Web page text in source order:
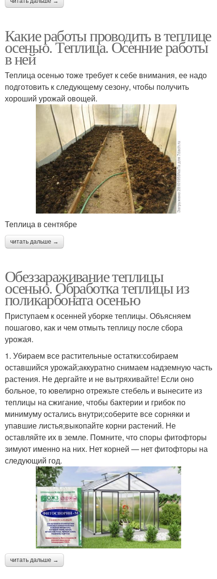
Какие работы проводить в теплице
осенью. Теплица. Осенние работы
в ней
Теплица осенью тоже требует к себе внимания, ее надо
подготовить к следующему сезону, чтобы получить
хороший урожай овощей.
Теплица в сентябре
читать дальше →
Обеззараживание теплицы
осенью. Обработка теплицы из
поликарбоната осенью
Приступаем к осенней уборке теплицы. Объясняем
пошагово, как и чем отмыть теплицу после сбора
урожая.
1. Убираем все растительные остатки:собираем
оставшийся урожай;аккуратно снимаем надземную часть
растения. Не дергайте и не вытряхивайте! Если оно
больное, то ювелирно отрежьте стебель и вынесите из
теплицы на сжигание, чтобы бактерии и грибок по
минимуму остались внутри;соберите все сорняки и
упавшие листья;выкопайте корни растений. Не
оставляйте их в земле. Помните, что споры фитофторы
зимуют именно на них. Нет корней — нет фитофторы на
следующий год.
читать дальше →